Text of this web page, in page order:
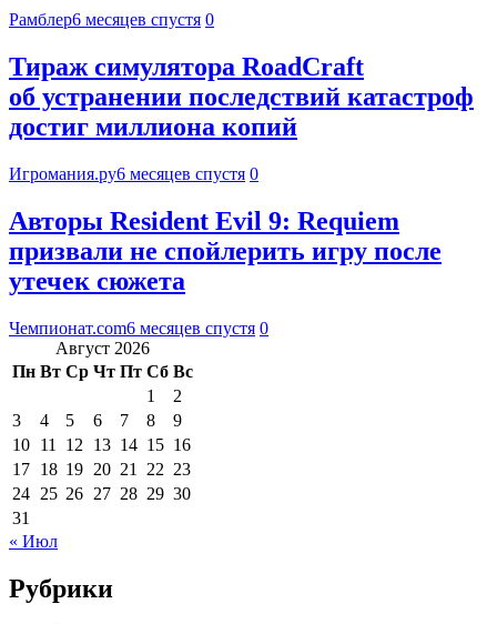
Рамблер6 месяцев спустя 0
Тираж симулятора RoadCraft
об устранении последствий катастроф
достиг миллиона копий
Игромания.ру6 месяцев спустя 0
Авторы Resident Evil 9: Requiem
призвали не спойлерить игру после
утечек сюжета
Чемпионат.com6 месяцев спустя 0
Август 2026
Пн Вт Ср Чт Пт Сб Вс
1
2
3
4 5 6 7 8
9
10 11 12 13 14 15 16
17 18 19 20 21 22 23
24 25 26 27 28 29 30
31
« Июл
Рубрики